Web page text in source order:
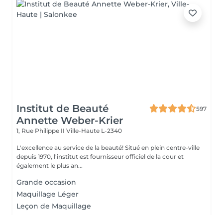
Institut de Beauté
Annette Weber-Krier
597
1, Rue Philippe II Ville-Haute L-2340
L'excellence au service de la beauté! Situé en plein centre-ville
depuis 1970, l'institut est fournisseur officiel de la cour et
également le plus an...
Grande occasion
Maquillage Léger
Leçon de Maquillage